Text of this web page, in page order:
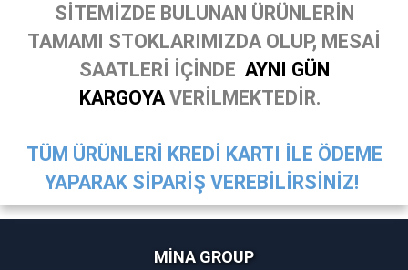
SİTEMİZDE BULUNAN ÜRÜNLERİN
TAMAMI STOKLARIMIZDA OLUP, MESAİ
SAATLERİ İÇİNDE AYNI GÜN
KARGOYA VERİLMEKTEDİR.
TÜM ÜRÜNLERİ KREDİ KARTI İLE ÖDEME
YAPARAK SİPARİŞ VEREBİLİRSİNİZ!
MİNA GROUP